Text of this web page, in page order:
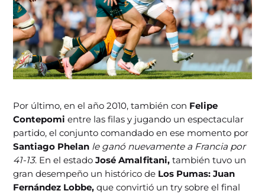
Por último, en el año 2010, también con Felipe
Contepomi entre las filas y jugando un espectacular
partido, el conjunto comandado en ese momento por
Santiago Phelan le ganó nuevamente a Francia por
41-13. En el estado José Amalfitani, también tuvo un
gran desempeño un histórico de Los Pumas: Juan
Fernández Lobbe, que convirtió un try sobre el final